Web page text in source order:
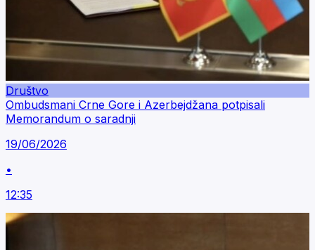
Društvo
Ombudsmani Crne Gore i Azerbejdžana potpisali
Memorandum o saradnji
19/06/2026
•
12:35